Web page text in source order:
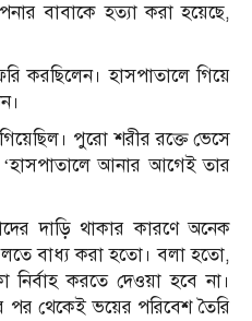
বাবাকে হত্যা করা হয়েছে,
করছিলেন। হাসপাতালে গিয়ে
পুরো শরীর রক্তে ভেসে
‘হাসপাতালে আনার আগেই তার
দাড়ি থাকার কারণে অনেক
বাধ্য করা হতো। বলা হতো,
করতে দেওয়া হবে না।
থেকেই ভয়ের পরিবেশ তৈরি